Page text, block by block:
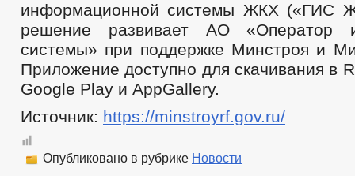
информационной системы ЖКХ («ГИС
решение развивает АО «Оператор
системы» при поддержке Минстроя и
Приложение доступно для скачивания в
Google Play и AppGallery.
Источник: https://minstroyrf.gov.ru/
Опубликовано в рубрике Новости